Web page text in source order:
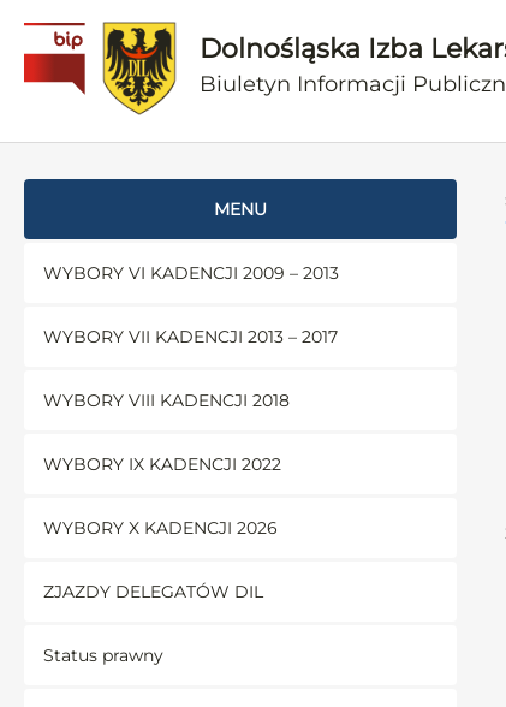
Dolnośląska Izba
Biuletyn Informacji
MENU
WYBORY VI KADENCJI 2009 – 2013
WYBORY VII KADENCJI 2013 – 2017
WYBORY VIII KADENCJI 2018
WYBORY IX KADENCJI 2022
WYBORY X KADENCJI 2026
ZJAZDY DELEGATÓW DIL
Status prawny